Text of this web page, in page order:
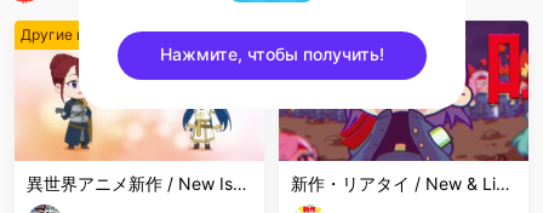
Другие игры
異世界アニメ新作 / New Isekai Anime
Другие игры
新作・リアタイ / New & Live Streams
Нажмите, чтобы получить!
sentinelEnd